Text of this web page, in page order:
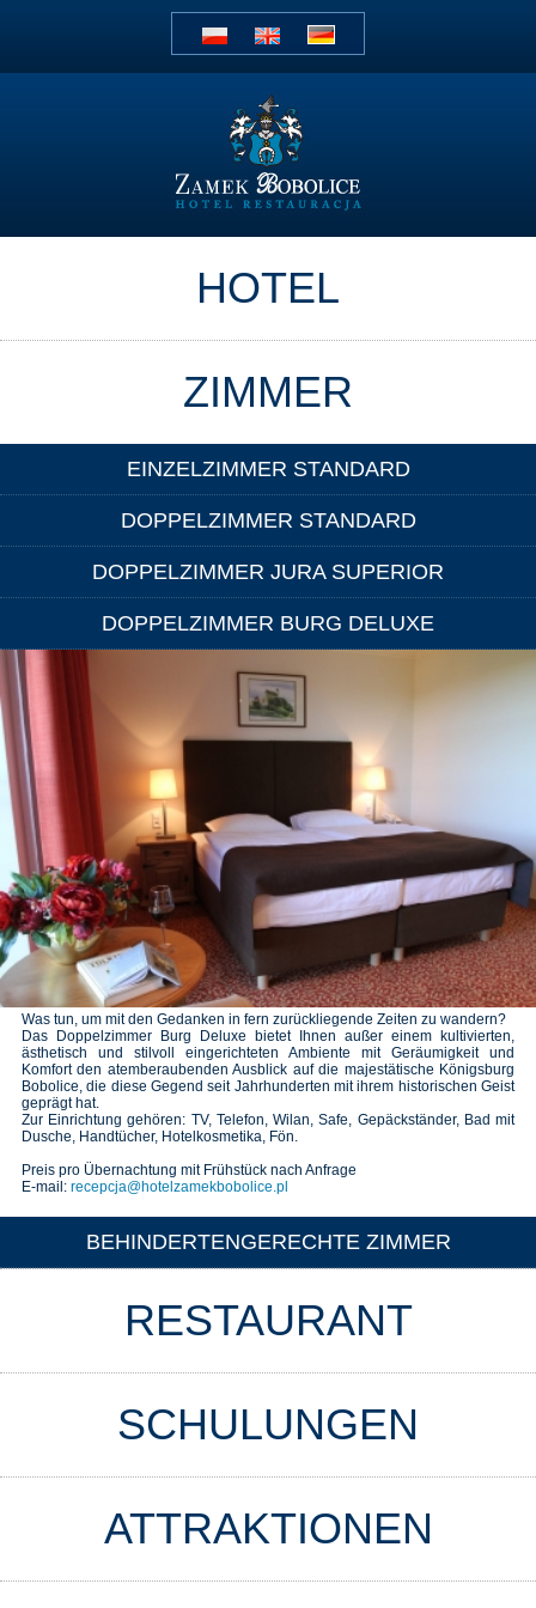
HOTEL
ZIMMER
EINZELZIMMER STANDARD
DOPPELZIMMER STANDARD
DOPPELZIMMER JURA SUPERIOR
DOPPELZIMMER BURG DELUXE
Was tun, um mit den Gedanken in fern zurückliegende Zeiten zu wandern?
Das Doppelzimmer Burg Deluxe bietet Ihnen außer einem kultivierten,
ästhetisch und stilvoll eingerichteten Ambiente mit Geräumigkeit und
Komfort den atemberaubenden Ausblick auf die majestätische Königsburg
Bobolice, die diese Gegend seit Jahrhunderten mit ihrem historischen Geist
geprägt hat.
Zur Einrichtung gehören: TV, Telefon, Wilan, Safe, Gepäckständer, Bad mit
Dusche, Handtücher, Hotelkosmetika, Fön.
Preis pro Übernachtung mit Frühstück nach Anfrage
E-mail: recepcja@hotelzamekbobolice.pl
BEHINDERTENGERECHTE ZIMMER
RESTAURANT
SCHULUNGEN
ATTRAKTIONEN